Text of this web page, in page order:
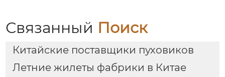
Связанный Поиск
Китайские поставщики пуховиков
Летние жилеты фабрики в Китае